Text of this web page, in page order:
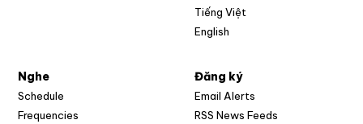
Tiếng Việt
English
Nghe
Schedule
Frequencies
Đăng ký
Email Alerts
RSS News Feeds